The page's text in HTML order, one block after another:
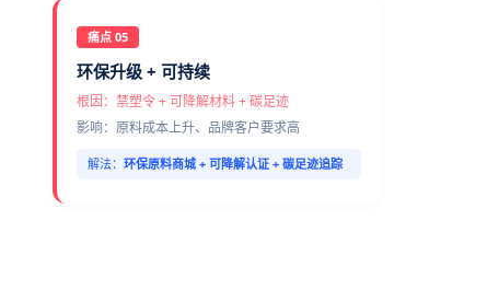
痛点 05
环保升级 + 可持续
根因：禁塑令 + 可降解材料 + 碳足迹
影响：原料成本上升、品牌客户要求高
解法： 环保原料商城 + 可降解认证 + 碳足迹追踪